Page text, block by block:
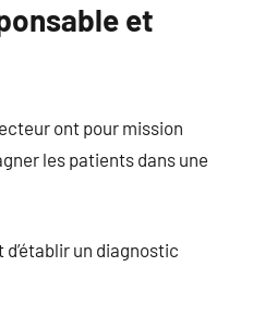
et
ont pour mission
les patients dans une
un diagnostic